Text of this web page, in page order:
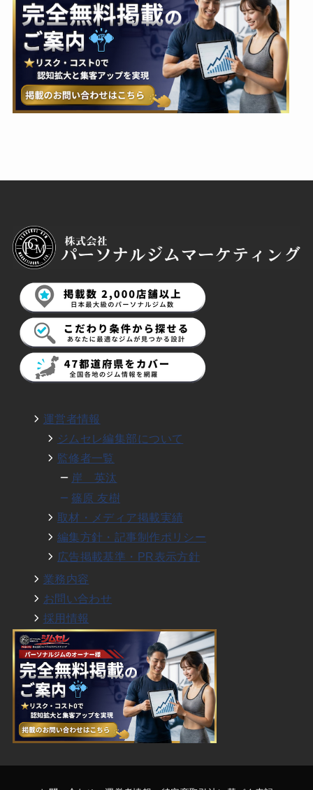
運営者情報
ジムセレ編集部について
監修者一覧
岸 英汰
篠原 友樹
取材・メディア掲載実績
編集方針・記事制作ポリシー
広告掲載基準・PR表示方針
業務内容
お問い合わせ
採用情報